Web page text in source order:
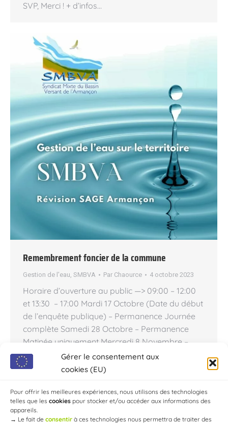
Gérer le consentement aux
cookies (EU)
Pour offrir les meilleures expériences, nous utilisons des technologies
telles que les cookies pour stocker et/ou accéder aux informations des
appareils.
→ Le fait de consentir à ces technologies nous permettra de traiter des
SVP, Merci ! + d’infos…
Remembrement foncier de la commune
Gestion de l'eau, SMBVA Par Chaource 4 octobre 2023
Horaire d’ouverture au public —> 09:00 – 12:00
et 13:30 – 17:00 Mardi 17 Octobre (Date du début
de l’enquête publique) – Permanence Journée
complète Samedi 28 Octobre – Permanence
Matinée uniquement Mercredi 8 Novembre –
Permanence Journée complète Vendredi 17
Novembre (Date de fin de l’enquête publique) –
réunions…